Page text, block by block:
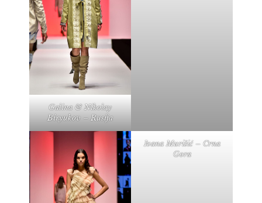
Galina & Nikolay
Biryukov – Rusija
Ivana Murišić – Crna
Gora